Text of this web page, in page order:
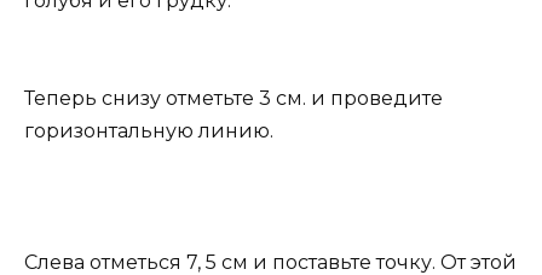
Теперь снизу отметьте 3 см. и проведите
горизонтальную линию.
Слева отметься 7, 5 см и поставьте точку. От этой